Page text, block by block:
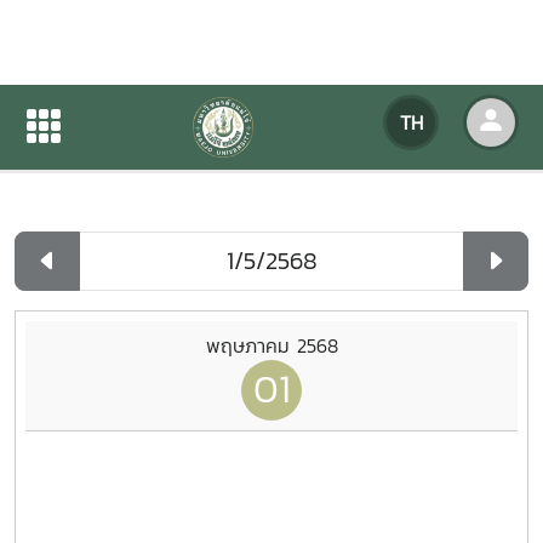
TH
ปฏิทินกิจกรรมของหน่วยงาน
ปฏิทินกิจกรรมของหน่วยงาน
พฤษภาคม 2568
01